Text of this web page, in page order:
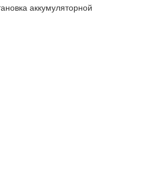
аккумуляторной